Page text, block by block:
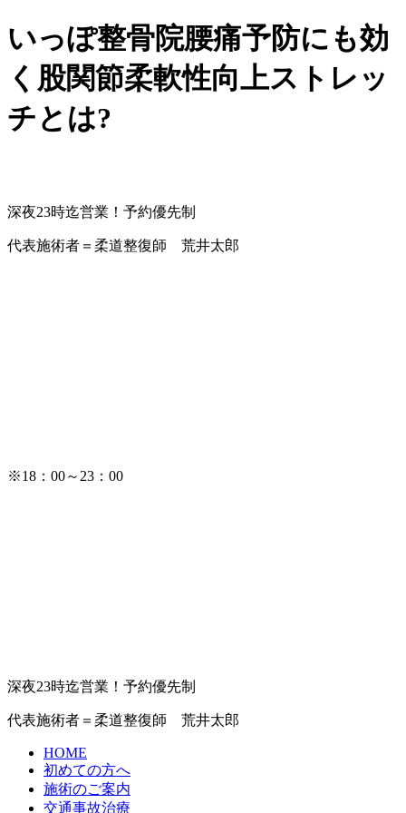
いっぽ整骨院腰痛予防にも効
く股関節柔軟性向上ストレッ
チとは?
深夜23時迄営業！予約優先制
代表施術者＝柔道整復師 荒井太郎
※18：00～23：00
深夜23時迄営業！予約優先制
代表施術者＝柔道整復師 荒井太郎
HOME
初めての方へ
施術のご案内
交通事故治療